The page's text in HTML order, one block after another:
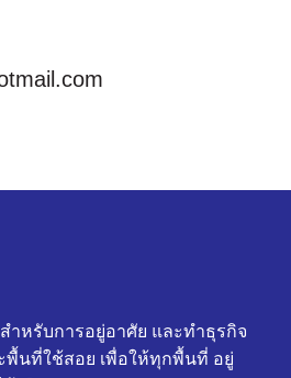
หรับการอยู่อาศัย และทำธุรกิจ
พื้นที่ใช้สอย เพื่อให้ทุกพื้นที่ อยู่